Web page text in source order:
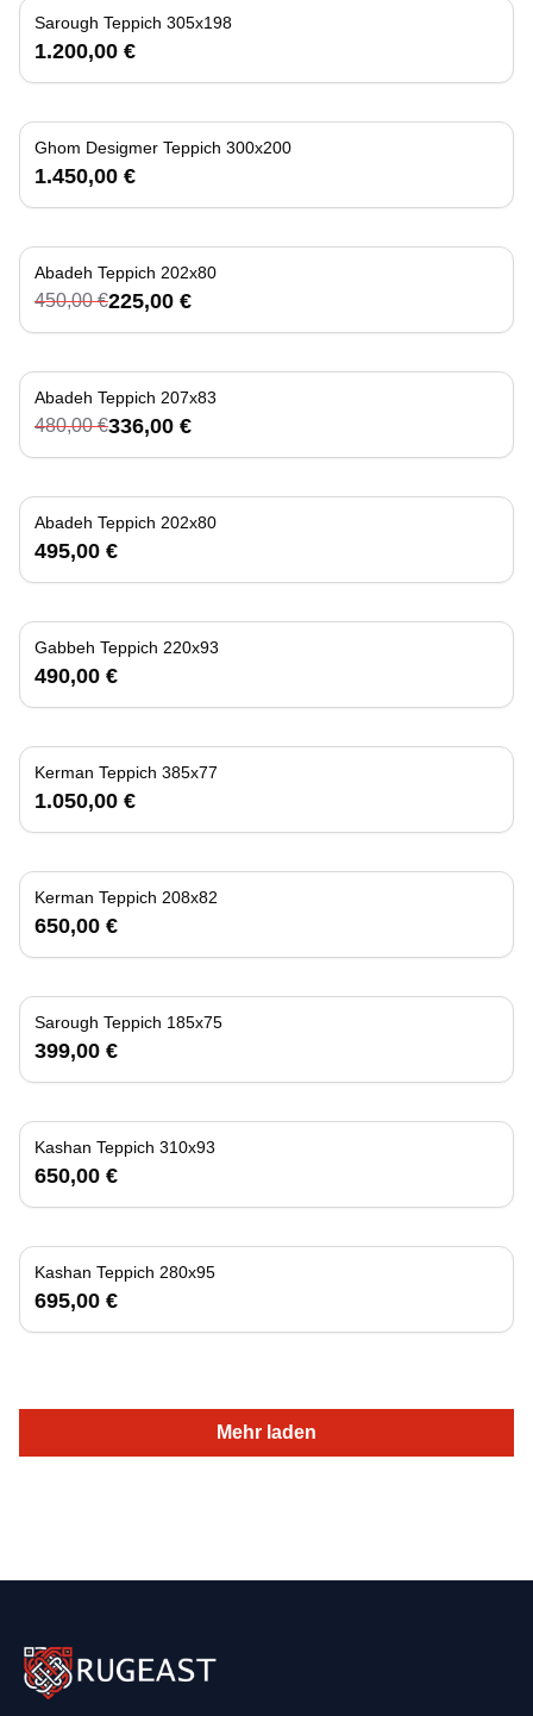
Sarough Teppich 305x198
1.200,00 €
Ghom Desigmer Teppich 300x200
1.450,00 €
-50% Abadeh Teppich 202x80
450,00 €225,00 €
-30% Abadeh Teppich 207x83
480,00 €336,00 €
Abadeh Teppich 202x80
495,00 €
Gabbeh Teppich 220x93
490,00 €
Kerman Teppich 385x77
1.050,00 €
Kerman Teppich 208x82
650,00 €
Sarough Teppich 185x75
399,00 €
Kashan Teppich 310x93
650,00 €
Kashan Teppich 280x95
695,00 €
Mehr laden